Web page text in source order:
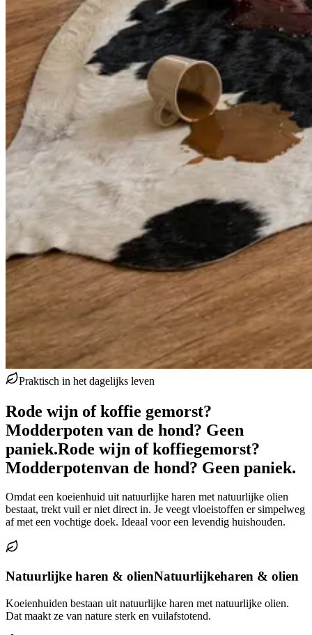
Praktisch in het dagelijks leven
Rode wijn of koffie gemorst?
Modderpoten van de hond? Geen
paniek.Rode wijn of koffiegemorst?
Modderpotenvan de hond? Geen paniek.
Omdat een koeienhuid uit natuurlijke haren met natuurlijke olien
bestaat, trekt vuil er niet direct in. Je veegt vloeistoffen er simpelweg
af met een vochtige doek. Ideaal voor een levendig huishouden.
Natuurlijke haren & olienNatuurlijkeharen & olien
Koeienhuiden bestaan uit natuurlijke haren met natuurlijke olien.
Dat maakt ze van nature sterk en vuilafstotend.